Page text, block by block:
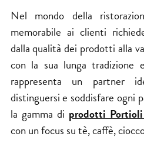
Nel mondo della
memorabile ai clienti
dalla qualità dei prodotti alla
con la sua lunga tradizione
rappresenta un partner
distinguersi e soddisfare ogni
la gamma di prodotti
con un focus su tè, caffè,